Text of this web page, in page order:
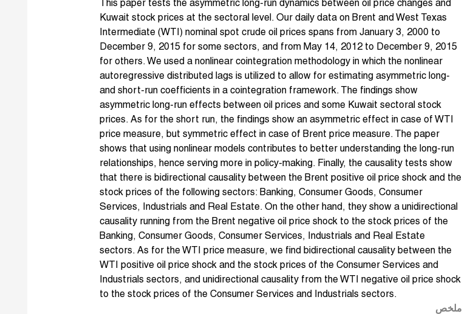
This paper tests the asymmetric long-run dynamics between oil price changes and
Kuwait stock prices at the sectoral level. Our daily data on Brent and West Texas
Intermediate (WTI) nominal spot crude oil prices spans from January 3, 2000 to
December 9, 2015 for some sectors, and from May 14, 2012 to December 9, 2015
for others. We used a nonlinear cointegration methodology in which the nonlinear
autoregressive distributed lags is utilized to allow for estimating asymmetric long-
and short-run coefficients in a cointegration framework. The findings show
asymmetric long-run effects between oil prices and some Kuwait sectoral stock
prices. As for the short run, the findings show an asymmetric effect in case of WTI
price measure, but symmetric effect in case of Brent price measure. The paper
shows that using nonlinear models contributes to better understanding the long-run
relationships, hence serving more in policy-making. Finally, the causality tests show
that there is bidirectional causality between the Brent positive oil price shock and the
stock prices of the following sectors: Banking, Consumer Goods, Consumer
Services, Industrials and Real Estate. On the other hand, they show a unidirectional
causality running from the Brent negative oil price shock to the stock prices of the
Banking, Consumer Goods, Consumer Services, Industrials and Real Estate
sectors. As for the WTI price measure, we find bidirectional causality between the
WTI positive oil price shock and the stock prices of the Consumer Services and
Industrials sectors, and unidirectional causality from the WTI negative oil price shock
to the stock prices of the Consumer Services and Industrials sectors.
ملخص